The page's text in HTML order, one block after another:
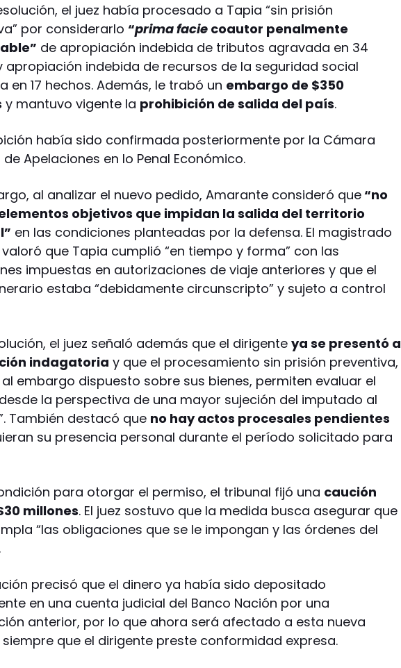
el juez había procesado a Tapia “sin prisión
por considerarlo“prima facie coautor penalmente
de apropiación indebida de tributos agravada en 34
apropiación indebida de recursos de la seguridad social
en 17 hechos. Además, le trabó un embargo de $350
y mantuvo vigente la prohibición de salida del país.
había sido confirmada posteriormente por la Cámara
de Apelaciones en lo Penal Económico.
al analizar el nuevo pedido, Amarante consideró que“no
objetivos que impidan la salida del territorio
en las condiciones planteadas por la defensa. El magistrado
que Tapia cumplió “en tiempo y forma” con las
impuestas en autorizaciones de viaje anteriores y que el
estaba “debidamente circunscripto” y sujeto a control
el juez señaló además que el dirigenteya se presentó a
indagatoria y que el procesamiento sin prisión preventiva,
embargo dispuesto sobre sus bienes, permiten evaluar el
la perspectiva de una mayor sujeción del imputado al
También destacó que no hay actos procesales pendientes
su presencia personal durante el período solicitado para
para otorgar el permiso, el tribunal fijó una caución
millones. El juez sostuvo que la medida busca asegurar que
“las obligaciones que se le impongan y las órdenes del
precisó que el dinero ya había sido depositado
en una cuenta judicial del Banco Nación por una
anterior, por lo que ahora será afectado a esta nueva
que el dirigente preste conformidad expresa.